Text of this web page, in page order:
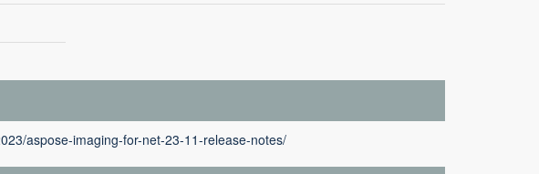
aspose-imaging-for-net-23-11-release-notes/